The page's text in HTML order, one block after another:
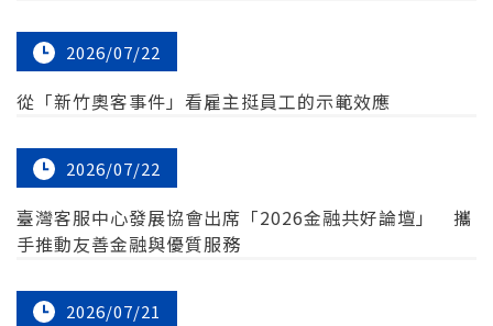
2026/07/22
從「新竹奧客事件」看雇主挺員工的示範效應
2026/07/22
臺灣客服中心發展協會出席「2026金融共好論壇」 攜
手推動友善金融與優質服務
2026/07/21